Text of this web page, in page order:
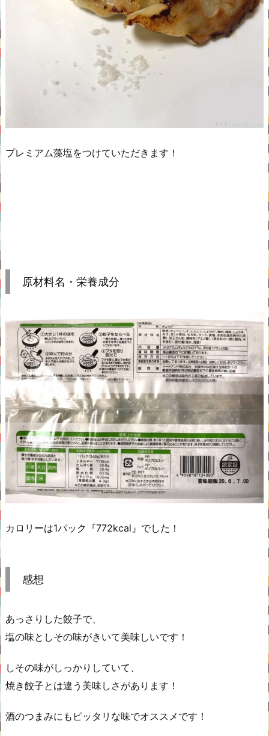
プレミアム藻塩をつけていただきます！
原材料名・栄養成分
カロリーは1パック『772kcal』でした！
感想
あっさりした餃子で、
塩の味としその味がきいて美味しいです！
しその味がしっかりしていて、
焼き餃子とは違う美味しさがあります！
酒のつまみにもピッタリな味でオススメです！